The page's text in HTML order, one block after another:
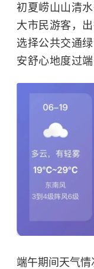
初夏崂山山清
大市民游客，
选择公共交通
安舒心地度过
端午期间天气情